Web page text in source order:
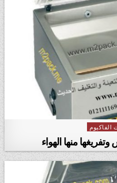
الفاكيوم
منها الهواء